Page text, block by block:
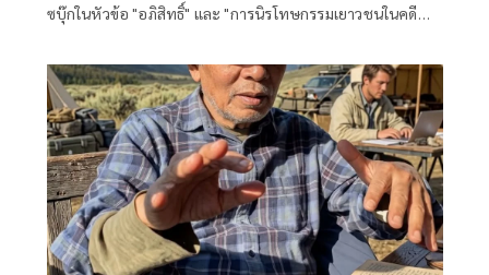
ซบุ๊กในหัวข้อ "อภิสิทธิ์" และ "การนิรโทษกรรมเยาวชนในคดี
อ่านแล้วก็ปล่อยผ่านไป เพราะมีเพื่อนๆ พี่ๆ น้องๆ แสดงความ
เห็นกันหลายคนแล้ว กลัวว่าแสดงความเห็นอะไรออกไปเดี๋ยว
พี่ๆ